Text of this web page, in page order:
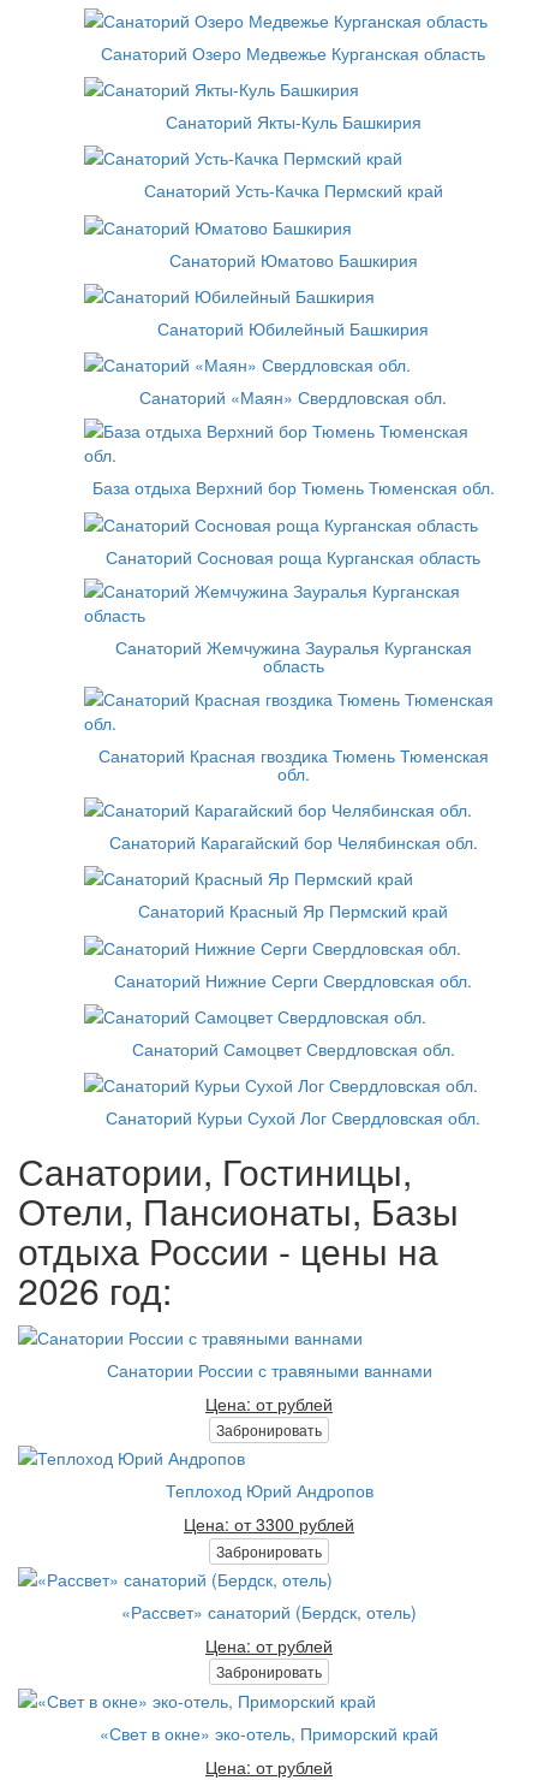
Санаторий Озеро Медвежье Курганская область
Санаторий Якты-Куль Башкирия
Санаторий Усть-Качка Пермский край
Санаторий Юматово Башкирия
Санаторий Юбилейный Башкирия
Санаторий «Маян» Свердловская обл.
База отдыха Верхний бор Тюмень Тюменская обл.
Санаторий Сосновая роща Курганская область
Санаторий Жемчужина Зауралья Курганская
область
Санаторий Красная гвоздика Тюмень Тюменская
обл.
Санаторий Карагайский бор Челябинская обл.
Санаторий Красный Яр Пермский край
Санаторий Нижние Серги Свердловская обл.
Санаторий Самоцвет Свердловская обл.
Санаторий Курьи Сухой Лог Свердловская обл.
Санатории, Гостиницы,
Отели, Пансионаты, Базы
отдыха России - цены на
2026 год:
Санатории России с травяными ваннами
Цена: от рублей
Забронировать
Теплоход Юрий Андропов
Цена: от 3300 рублей
Забронировать
«Рассвет» санаторий (Бердск, отель)
Цена: от рублей
Забронировать
«Свет в окне» эко-отель, Приморский край
Цена: от рублей